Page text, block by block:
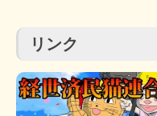
リンク